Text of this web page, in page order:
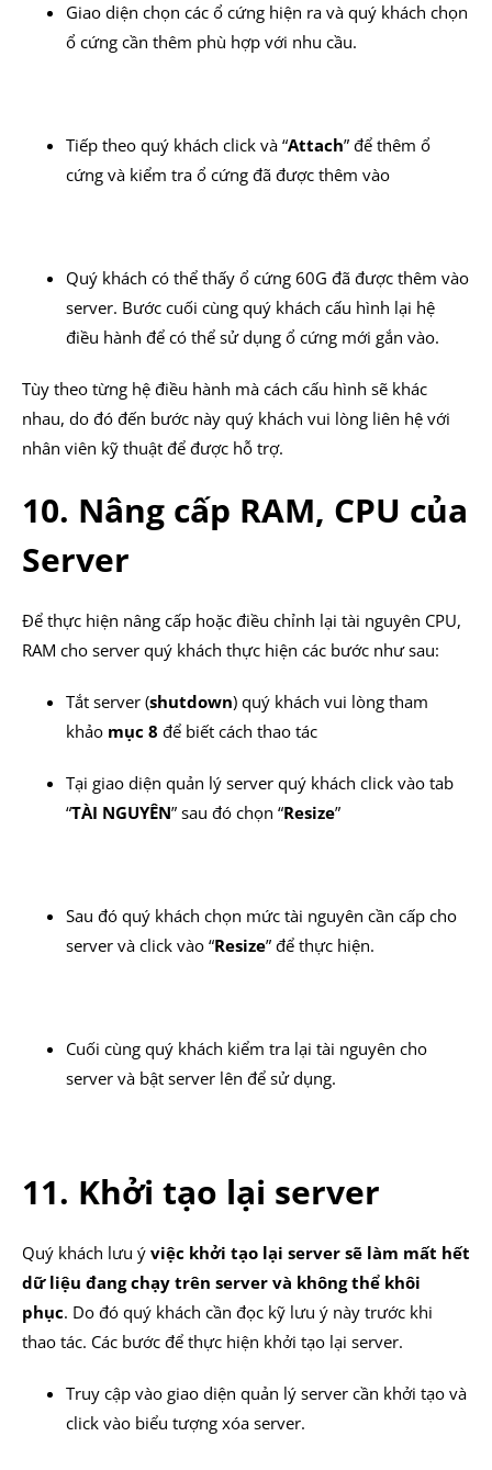
Giao diện chọn các ổ cứng hiện ra và quý khách chọn
ổ cứng cần thêm phù hợp với nhu cầu.
Tiếp theo quý khách click và “Attach” để thêm ổ
cứng và kiểm tra ổ cứng đã được thêm vào
Quý khách có thể thấy ổ cứng 60G đã được thêm vào
server. Bước cuối cùng quý khách cấu hình lại hệ
điều hành để có thể sử dụng ổ cứng mới gắn vào.
Tùy theo từng hệ điều hành mà cách cấu hình sẽ khác
nhau, do đó đến bước này quý khách vui lòng liên hệ với
nhân viên kỹ thuật để được hỗ trợ.
10. Nâng cấp RAM, CPU của
Server
Để thực hiện nâng cấp hoặc điều chỉnh lại tài nguyên CPU,
RAM cho server quý khách thực hiện các bước như sau:
Tắt server (shutdown) quý khách vui lòng tham
khảo mục 8 để biết cách thao tác
Tại giao diện quản lý server quý khách click vào tab
“TÀI NGUYÊN” sau đó chọn “Resize”
Sau đó quý khách chọn mức tài nguyên cần cấp cho
server và click vào “Resize” để thực hiện.
Cuối cùng quý khách kiểm tra lại tài nguyên cho
server và bật server lên để sử dụng.
11. Khởi tạo lại server
Quý khách lưu ý việc khởi tạo lại server sẽ làm mất hết
dữ liệu đang chạy trên server và không thể khôi
phục. Do đó quý khách cần đọc kỹ lưu ý này trước khi
thao tác. Các bước để thực hiện khởi tạo lại server.
Truy cập vào giao diện quản lý server cần khởi tạo và
click vào biểu tượng xóa server.